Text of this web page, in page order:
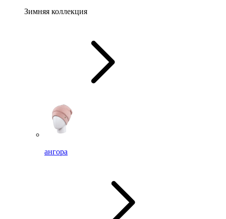
Зимняя коллекция
ангора